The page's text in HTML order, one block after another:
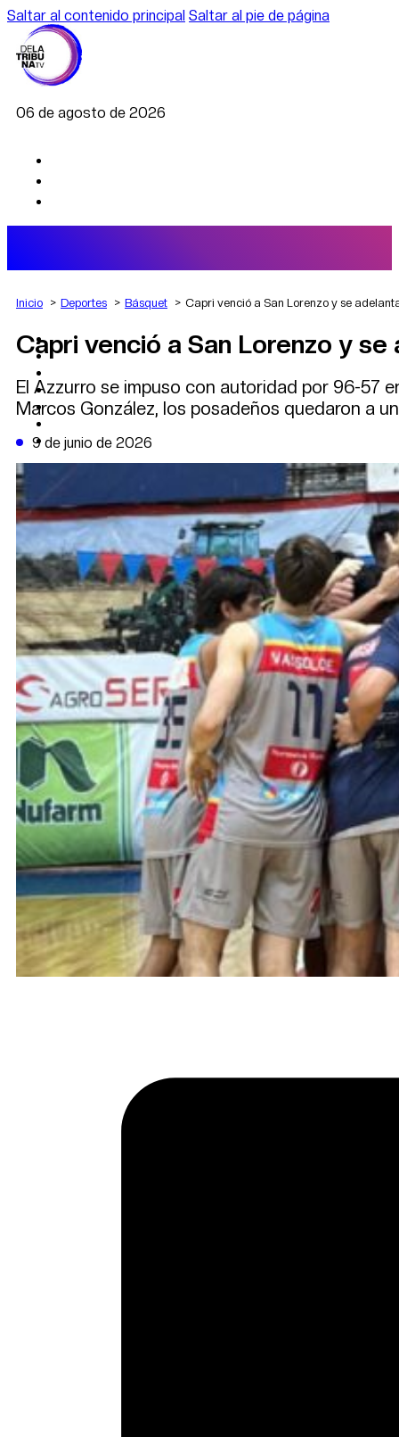
Saltar al contenido principal Saltar al pie de página
06 de agosto de 2026
AGRO
DEPORTES
POLÍTICA
CAMBIO CLIMÁTICO
DE LA TRIBUNA TV
Inicio Deportes Básquet Capri venció a San Lorenzo y se
Capri venció a San Lorenzo y
El Azzurro se impuso con autoridad por 96-57
Marcos González, los posadeños quedaron a
9 de junio de 2026